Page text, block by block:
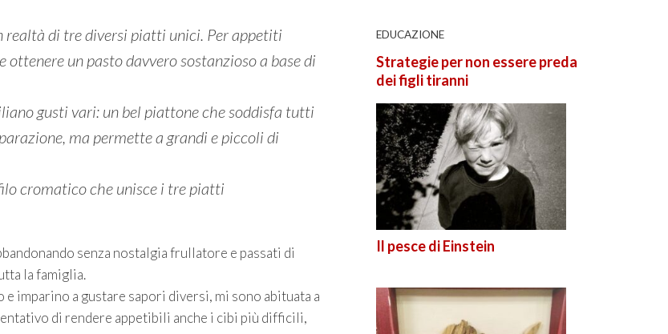
realtà di tre diversi piatti unici. Per appetiti
un pasto davvero sostanzioso a base di
gusti vari: un bel piattone che soddisfa tutti
ma permette a grandi e piccoli di
cromatico che unisce i tre piatti
senza nostalgia frullatore e passati di
la famiglia.
imparino a gustare sapori diversi, mi sono abituata a
di rendere appetibili anche i cibi più difficili,
EDUCAZIONE
Strategie per non essere preda
dei figli tiranni
Il pesce di Einstein